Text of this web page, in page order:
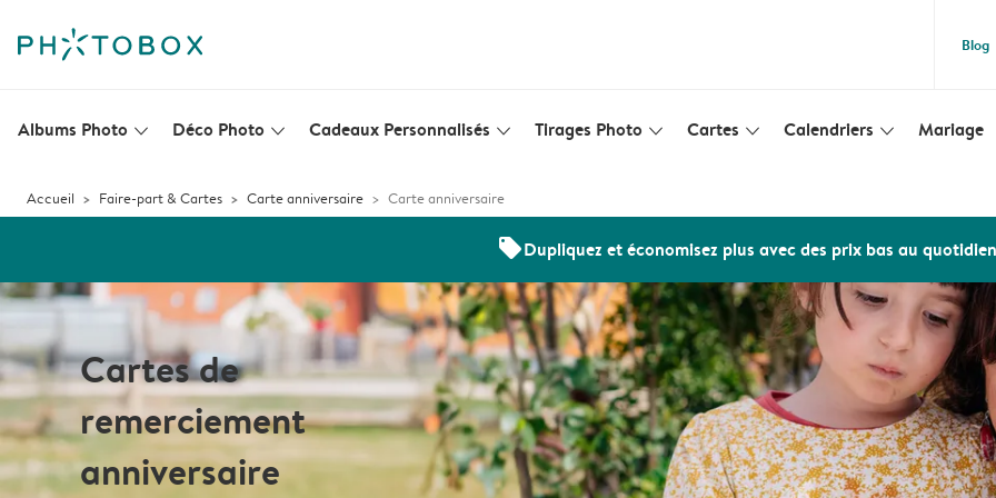
Blog
Albums Photo slim_arrow_down Déco Photo slim_arrow_down Cadeaux Personnalisés slim_arrow_down Tirages Photo slim_arrow_down Cartes slim_arrow_down Calendriers slim_arrow_down Mariage
Accueil Faire-part & Cartes Carte anniversaire Carte anniversaire
offersDupliquez et économisez plus avec des prix bas au quotidien
Cartes de
remerciement
anniversaire